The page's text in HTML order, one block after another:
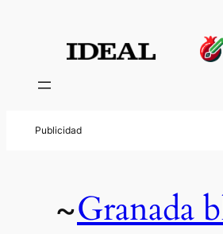
contenido
~Granada